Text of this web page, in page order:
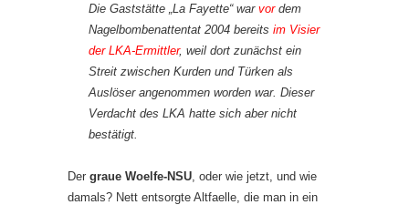
Die Gaststätte „La Fayette“ warvordem
Nagelbombenattentat 2004 bereits im Visier
der LKA-Ermittler, weil dort zunächst ein
Streit zwischen Kurden und Türken als
Auslöser angenommen worden war. Dieser
Verdacht des LKA hatte sich aber nicht
bestätigt.
Der graue Woelfe-NSU , oder wie jetzt, und wie
damals? Nett entsorgte Altfaelle, die man in ein